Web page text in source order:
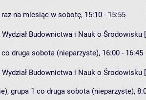
raz na miesiąc w sobotę, 15:10 - 15:55
Wydział Budownictwa i Nauk o Środowisku
co druga sobota (nieparzyste), 16:00 - 16:45
Wydział Budownictwa i Nauk o Środowisku
grupa 1 co druga sobota (nieparzyste),